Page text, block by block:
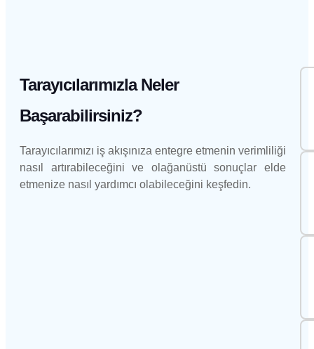
Tarayıcılarımızla Neler
Başarabilirsiniz?
Tarayıcılarımızı iş akışınıza entegre etmenin verimliliği
nasıl artırabileceğini ve olağanüstü sonuçlar elde
etmenize nasıl yardımcı olabileceğini keşfedin.